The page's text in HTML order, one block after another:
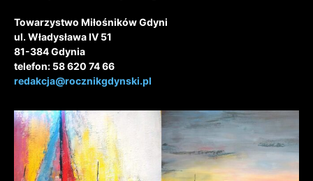
Towarzystwo Miłośników Gdyni
ul. Władysława IV 51
81-384 Gdynia
telefon: 58 620 74 66
redakcja@rocznikgdynski.pl